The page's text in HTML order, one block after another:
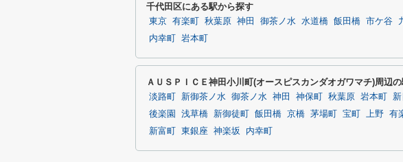
千代田区にある駅から探す
東京 有楽町 秋葉原 神田 御茶ノ水 水道橋 飯田橋 市ケ谷
内幸町
岩本町
ＡＵＳＰＩＣＥ神田小川町(オースピスカンダオガワマチ)周辺
淡路町 新御茶ノ水 御茶ノ水 神田 神保町 秋葉原 岩本町
後楽園
浅草橋 新御徒町 飯田橋 京橋 茅場町 宝町 上野 有
新富町
東銀座 神楽坂 内幸町